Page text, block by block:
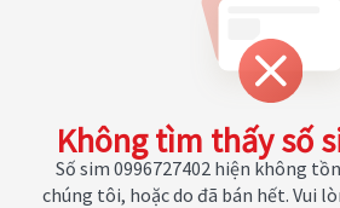
Không tìm thấy số
Số sim 0996727402 hiện không
chúng tôi, hoặc do đã bán hết. Vui